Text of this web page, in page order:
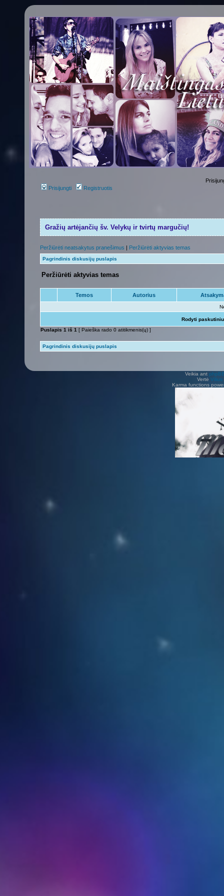
Prisijungti Registruotis
Gražių artėjančių šv. Velykų ir tvirtų margučių!
Peržiūrėti neatsakytus pranešimus | Peržiūrėti aktyvias temas
Pagrindinis diskusijų puslapis
Peržiūrėti aktyvias temas
Temos Autorius
Rodyti
Puslapis 1 iš 1 [ Paieška rado 0 atitikmenis(ų) ]
Pagrindinis diskusijų puslapis
Veikia ant
Vertė Vilius
Karma functions